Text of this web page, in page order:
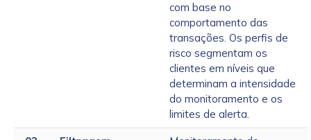
com base no
comportamento das
transações. Os perfis de
risco segmentam os
clientes em níveis que
determinam a intensidade
do monitoramento e os
limites de alerta.